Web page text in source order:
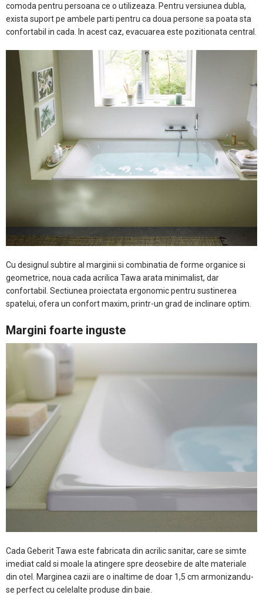
comoda pentru persoana ce o utilizeaza. Pentru versiunea dubla,
exista suport pe ambele parti pentru ca doua persone sa poata sta
confortabil in cada. In acest caz, evacuarea este pozitionata central.
Cu designul subtire al marginii si combinatia de forme organice si
geometrice, noua cada acrilica Tawa arata minimalist, dar
confortabil. Sectiunea proiectata ergonomic pentru sustinerea
spatelui, ofera un confort maxim, printr-un grad de inclinare optim.
Margini foarte inguste
Cada Geberit Tawa este fabricata din acrilic sanitar, care se simte
imediat cald si moale la atingere spre deosebire de alte materiale
din otel. Marginea cazii are o inaltime de doar 1,5 cm armonizandu-
se perfect cu celelalte produse din baie.